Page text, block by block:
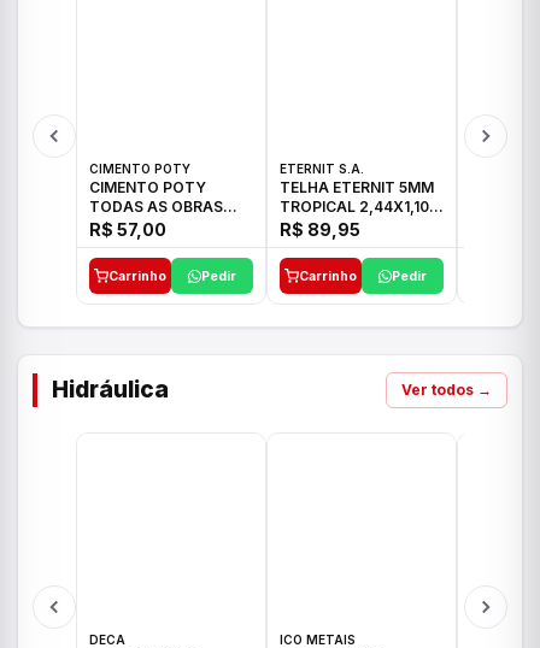
CIMENTO POTY
CIMENTO POTY
TODAS AS OBRAS
50KG CP-II F/32
R$ 57,00
Carrinho Pedir
ETERNIT S.A.
TELHA ETERNIT 5MM
TROPICAL 2,44X1,10
27,10KG
R$ 89,95
Carrinho Pedir
Hidráulica Ver todos →
DECA ICO METAIS